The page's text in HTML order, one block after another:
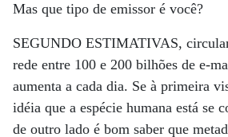
Mas que tipo de emissor é você?
SEGUNDO ESTIMATIVAS,
rede entre 100 e 200 bilhões de e-
aumenta a cada dia. Se à primeira
idéia que a espécie humana está se
de outro lado é bom saber que